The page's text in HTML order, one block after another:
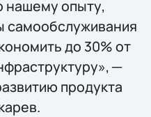
нашему опыту,
самообслуживания
до 30% от
─
продукта